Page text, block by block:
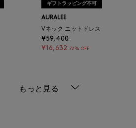
ギフトラッピング不可
AURALEE
Vネック ニットドレス
¥59,400
¥16,632 72% OFF
もっと見る